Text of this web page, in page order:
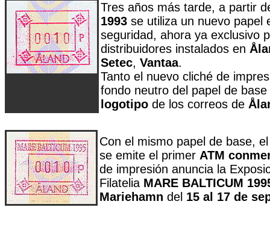
Tres años más tarde, a partir
1993 se utiliza un nuevo papel
seguridad, ahora ya exclusivo
distribuidores instalados en
Setec, Vantaa.
Tanto el nuevo cliché de
fondo neutro del papel de
logotipo de los correos de
Con el mismo papel de base,
se emite el primer ATM
de impresión anuncia la
Filatelia MARE BALTICUM
Mariehamn del 15 al 17 de